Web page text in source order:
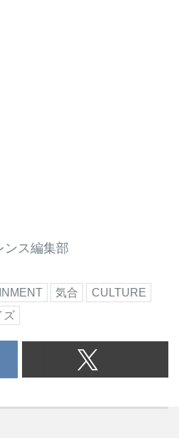
ンス編集部
気合
CULTURE
ズ